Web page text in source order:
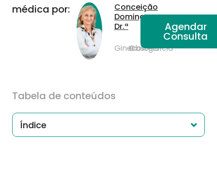
médica por:
Conceição
Domingues,
Dr.ª
Ginecologia
e
Obstetrícia
Agendar
Consulta
Tabela de conteúdos
Índice